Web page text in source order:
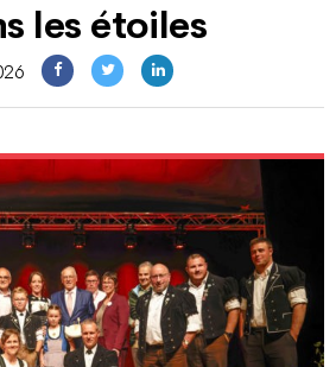
les étoiles